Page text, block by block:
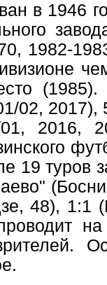
в 1946
1982-
(1985).
02, 2017),
01, 2016,
19 туров
48), 1:1